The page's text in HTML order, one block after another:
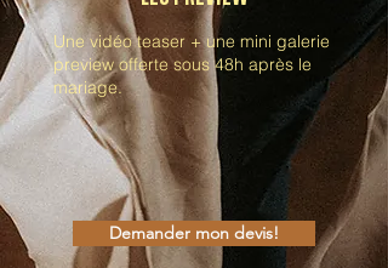
Une vidéo teaser + une mini galerie
preview offerte sous 48h après le
mariage.
Demander mon devis!